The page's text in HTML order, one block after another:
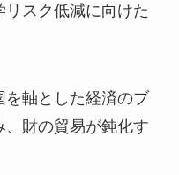
スク低減に向けた
軸とした経済のブ
、財の貿易が鈍化す